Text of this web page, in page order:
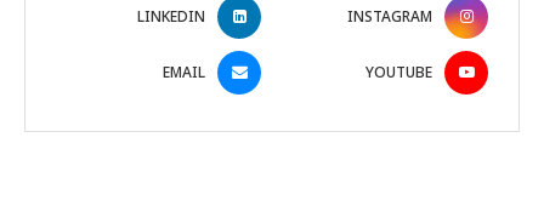
INSTAGRAM
LINKEDIN
YOUTUBE
EMAIL